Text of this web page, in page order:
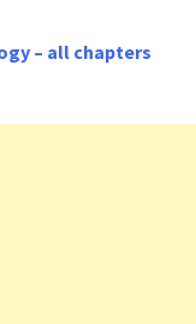
– all chapters